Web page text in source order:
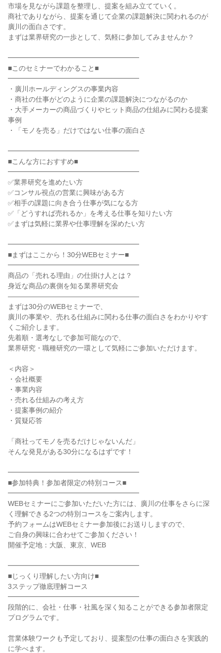
市場を見ながら課題を整理し、提案を組み立てていく。
商社でありながら、提案を通じて企業の課題解決に関われるのが
廣川の面白さです。
まずは業界研究の一歩として、気軽に参加してみませんか？
━━━━━━━━━━━━━━━━━━━
■このセミナーでわかること■
━━━━━━━━━━━━━━━━━━━
・廣川ホールディングスの事業内容
・商社の仕事がどのように企業の課題解決につながるのか
・大手メーカーの商品づくりやヒット商品の仕組みに関わる提案
事例
・「モノを売る」だけではない仕事の面白さ
━━━━━━━━━━━━━━━━━━━
■こんな方におすすめ■
━━━━━━━━━━━━━━━━━━━
✅業界研究を進めたい方
✅コンサル視点の営業に興味がある方
✅相手の課題に向き合う仕事が気になる方
✅「どうすれば売れるか」を考える仕事を知りたい方
✅まずは気軽に業界や仕事理解を深めたい方
━━━━━━━━━━━━━━━━━━━
■まずはここから！30分WEBセミナー■
━━━━━━━━━━━━━━━━━━━
商品の「売れる理由」の仕掛け人とは？
身近な商品の裏側を知る業界研究会
―――――――――――――――――――
まずは30分のWEBセミナーで、
廣川の事業や、売れる仕組みに関わる仕事の面白さをわかりやす
くご紹介します。
先着順・選考なしで参加可能なので、
業界研究・職種研究の一環として気軽にご参加いただけます。
＜内容＞
・会社概要
・事業内容
・売れる仕組みの考え方
・提案事例の紹介
・質疑応答
「商社ってモノを売るだけじゃないんだ」
そんな発見がある30分になるはずです！
━━━━━━━━━━━━━━━━━━━
■参加特典！参加者限定の特別コース■
━━━━━━━━━━━━━━━━━━━
WEBセミナーにご参加いただいた方には、廣川の仕事をさらに深
く理解できる2つの特別コースをご案内します。
予約フォームはWEBセミナー参加後にお送りしますので、
ご自身の興味に合わせてご参加ください！
開催予定地：大阪、東京、WEB
━━━━━━━━━━━━━━━━━━━
■じっくり理解したい方向け■
3ステップ徹底理解コース
━━━━━━━━━━━━━━━━━━━
段階的に、会社・仕事・社風を深く知ることができる参加者限定
プログラムです。
営業体験ワークも予定しており、提案型の仕事の面白さを実践的
に学べます。